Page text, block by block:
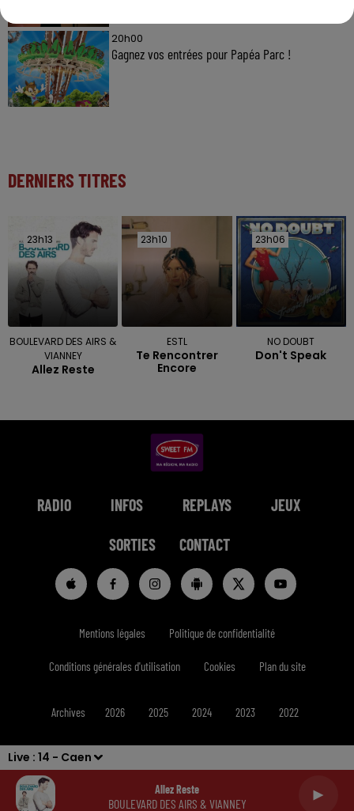
Live : 14 - Caen
Allez Reste
BOULEVARD DES AIRS & VIANNEY
20h00
Gagnez vos entrées pour Papéa Parc !
DERNIERS TITRES
23h13
23h13
BOULEVARD DES AIRS &
VIANNEY
Allez Reste
23h10
23h10
ESTL
Te Rencontrer
Encore
23h06
23h06
NO DOUBT
Don't Speak
RADIO INFOS REPLAYS JEUX
SORTIES CONTACT
Mentions légales Politique de confidentialité
Conditions générales d'utilisation Cookies Plan du site
Archives 2026 2025 2024 2023 2022